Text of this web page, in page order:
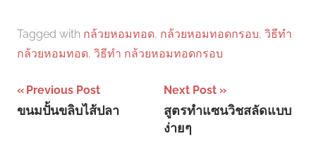
Tagged with กล้วยหอมทอด, กล้วยหอมทอดกรอบ, วิธีทํา
กล้วยหอมทอด, วิธีทํา กล้วยหอมทอดกรอบ
Post
navigation
Previous Post
ขนมปั้นขลิบไส้ปลา
Next Post
สูตรทำแซนวิชสลัดแบบ
ง่ายๆ